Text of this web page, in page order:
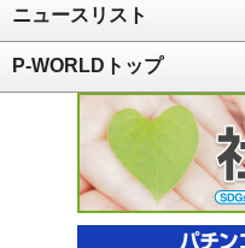
ニュースリスト
P-WORLDトップ